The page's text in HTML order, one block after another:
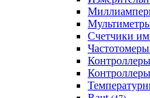
Счетчики
Частотомеры